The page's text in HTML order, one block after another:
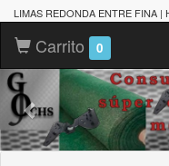
LIMAS REDONDA ENTRE FINA |
Carrito 0